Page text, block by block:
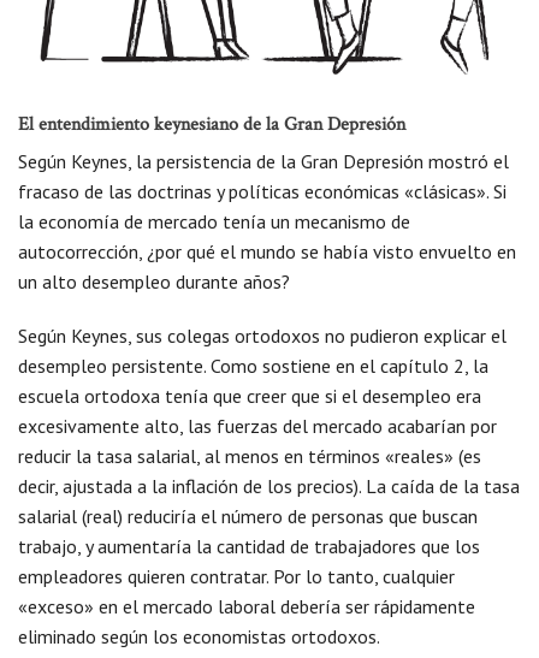
El entendimiento keynesiano de la Gran Depresión
Según Keynes, la persistencia de la Gran Depresión mostró el
fracaso de las doctrinas y políticas económicas «clásicas». Si
la economía de mercado tenía un mecanismo de
autocorrección, ¿por qué el mundo se había visto envuelto en
un alto desempleo durante años?
Según Keynes, sus colegas ortodoxos no pudieron explicar el
desempleo persistente. Como sostiene en el capítulo 2, la
escuela ortodoxa tenía que creer que si el desempleo era
excesivamente alto, las fuerzas del mercado acabarían por
reducir la tasa salarial, al menos en términos «reales» (es
decir, ajustada a la inflación de los precios). La caída de la tasa
salarial (real) reduciría el número de personas que buscan
trabajo, y aumentaría la cantidad de trabajadores que los
empleadores quieren contratar. Por lo tanto, cualquier
«exceso» en el mercado laboral debería ser rápidamente
eliminado según los economistas ortodoxos.